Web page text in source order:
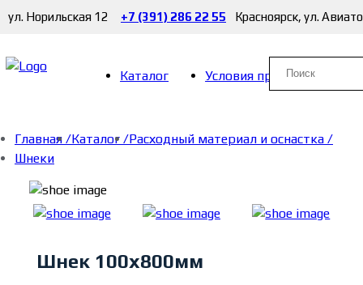
ул. Норильская 12 +7 (391) 286 22 55 Красноярск, ул.
Каталог Условия проката
Главная /Каталог /Расходный материал и оснастка /
Шнеки
Шнек 100х800мм